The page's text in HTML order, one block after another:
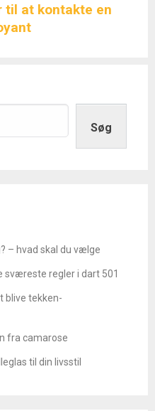
til at kontakte en
Søg
– hvad skal du vælge
sværeste regler i dart 501
blive tekken-
fra camarose
til din livsstil